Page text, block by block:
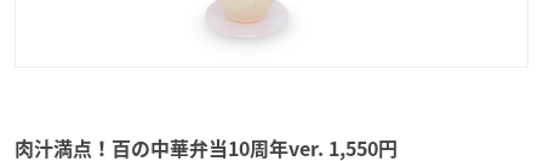
肉汁満点！百の中華弁当10周年ver. 1,550円